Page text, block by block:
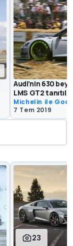
Audi'nin 630
LMS GT2 tanıtıldı
Michelin ile
7 Tem 2019
23